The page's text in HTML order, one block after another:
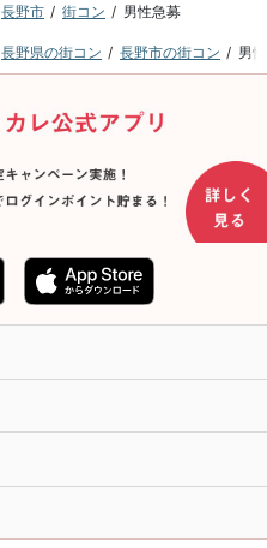
長野市 街コン 男性急募
長野県の街コン 長野市の街コン 男